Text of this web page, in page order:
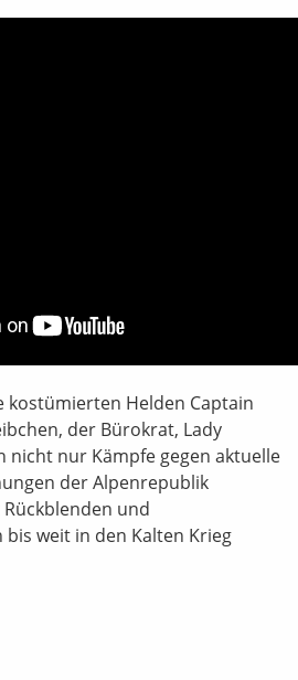
kostümierten Helden Captain
der Bürokrat, Lady
nicht nur Kämpfe gegen aktuelle
der Alpenrepublik
und
bis weit in den Kalten Krieg